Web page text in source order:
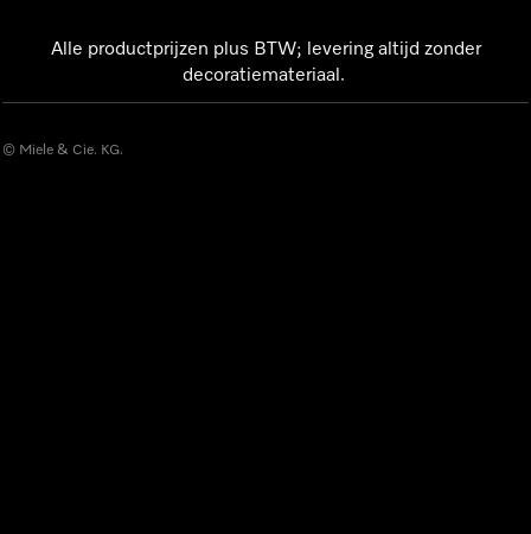
Alle productprijzen plus BTW; levering altijd zonder
decoratiemateriaal.
© Miele & Cie. KG.